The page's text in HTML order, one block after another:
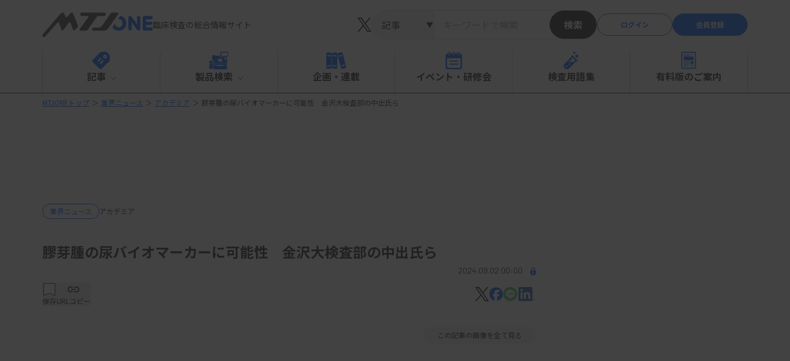
臨床検査の総合情報サイト ▼ 検索 ログイン 会員登録
記事 製品検索 企画・連載 イベント・研修会 検査用語集 有料版のご案内
MTJONEトップ ＞ 業界ニュース ＞ アカデミア ＞ 膠芽腫の尿バイオマーカーに可能性 金沢大検査部の中出氏ら
業界ニュース アカデミア
膠芽腫の尿バイオマーカーに可能性 金沢大検査部の中出氏ら
2024.09.02 00:00
保存URLコピー
この記事の画像を全て見る